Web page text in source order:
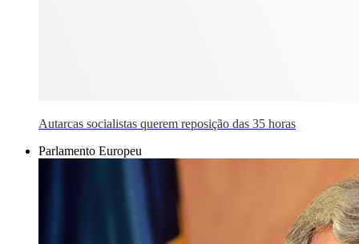
Autarcas socialistas querem reposição das 35 horas
Parlamento Europeu